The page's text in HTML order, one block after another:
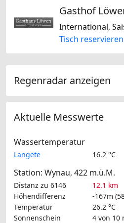
Gasthof
Tisch reservieren
Regenradar anzeigen
Aktuelle Messwerte
Wassertemperatur
Langete 16.2 °C
Station: Wynau, 422 m.ü.M.
Distanz zu 6146
12.1 km
Höhendifferenz
-167m
Temperatur
26.2 °C
Sonnenschein
4 von 10